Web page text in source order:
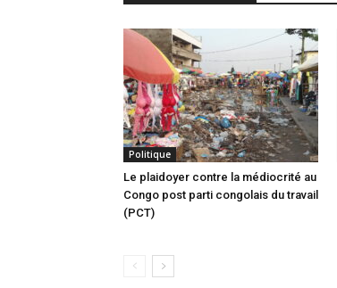
Politique
Le plaidoyer contre la médiocrité au
Congo post parti congolais du travail
(PCT)